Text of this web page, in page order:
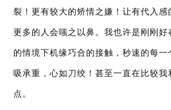
裂！更有较大的矫情之嫌！让有代入
更多的人会嗤之以鼻。我也许是刚刚好
的情境下机缘巧合的接触，秒速的每
吸承重，心如刀绞！甚至一直在比较我
点。